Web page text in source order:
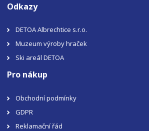
Odkazy
DETOA Albrechtice s.r.o.
Muzeum výroby hraček
Ski areál DETOA
Pro nákup
Obchodní podmínky
GDPR
Reklamační řád